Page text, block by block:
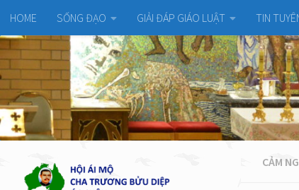
HOME SỐNG ĐẠO GIẢI ĐÁP GIÁO LUẬT TIN
CẢM